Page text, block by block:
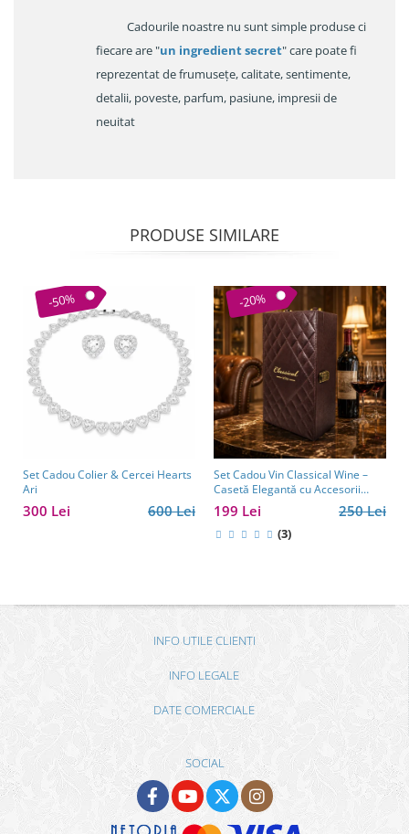
Cadourile noastre nu sunt simple produse ci
fiecare are "un ingredient secret" care poate fi
reprezentat de frumusețe, calitate, sentimente,
detalii, poveste, parfum, pasiune, impresii de
neuitat
PRODUSE SIMILARE
-50%
Set Cadou Colier & Cercei Hearts
Ari
600 Lei
300 Lei
-20%
Set Cadou Vin Classical Wine –
Casetă Elegantă cu Accesorii
pentru Vin
250 Lei
199 Lei
(3)
INFO UTILE CLIENTI
INFO LEGALE
DATE COMERCIALE
SOCIAL